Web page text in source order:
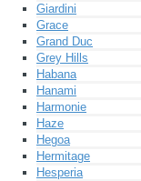
Giardini
Grace
Grand Duc
Grey Hills
Habana
Hanami
Harmonie
Haze
Hegoa
Hermitage
Hesperia